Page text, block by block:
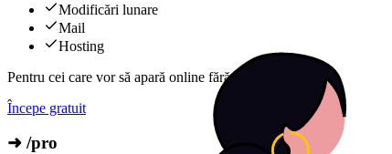
Modificări lunare
Mail
Hosting
Pentru cei care vor să apară online fără complicații.
Începe gratuit
➜ /pro